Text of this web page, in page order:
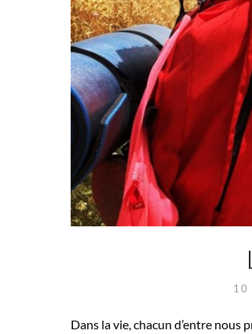
10
Dans la vie, chacun d’entre